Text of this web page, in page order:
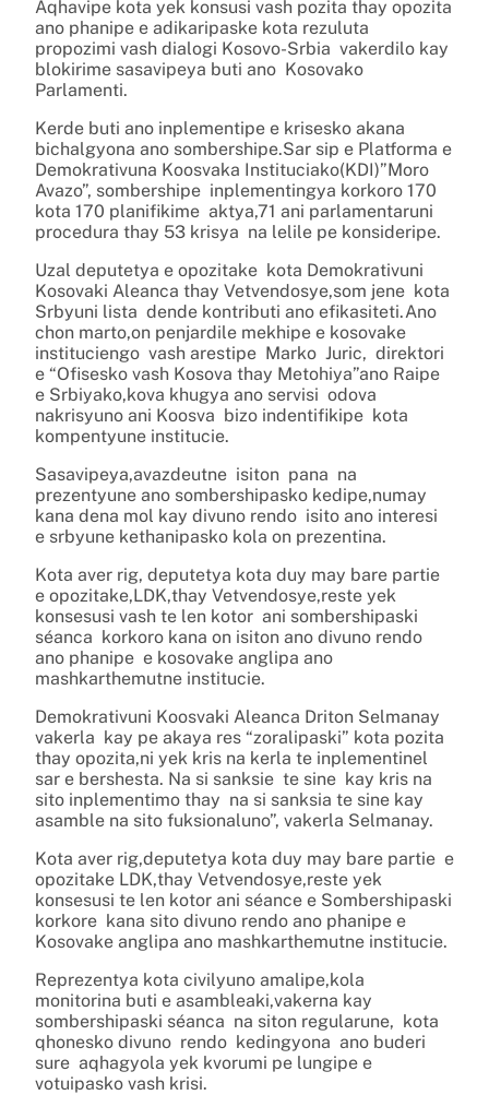
Aqhavipe kota yek konsusi vash pozita thay opozita
ano phanipe e adikaripaske kota rezuluta
propozimi vash dialogi Kosovo-Srbia vakerdilo kay
blokirime sasavipeya buti ano Kosovako
Parlamenti.
Kerde buti ano inplementipe e krisesko akana
bichalgyona ano sombershipe.Sar sip e Platforma e
Demokrativuna Koosvaka Instituciako(KDI)”Moro
Avazo”, sombershipe inplementingya korkoro 170
kota 170 planifikime aktya,71 ani parlamentaruni
procedura thay 53 krisya na lelile pe konsideripe.
Uzal deputetya e opozitake kota Demokrativuni
Kosovaki Aleanca thay Vetvendosye,som jene kota
Srbyuni lista dende kontributi ano efikasiteti.Ano
chon marto,on penjardile mekhipe e kosovake
instituciengo vash arestipe Marko Juric, direktori
e “Ofisesko vash Kosova thay Metohiya”ano Raipe
e Srbiyako,kova khugya ano servisi odova
nakrisyuno ani Koosva bizo indentifikipe kota
kompentyune institucie.
Sasavipeya,avazdeutne isiton pana na
prezentyune ano sombershipasko kedipe,numay
kana dena mol kay divuno rendo isito ano interesi
e srbyune kethanipasko kola on prezentina.
Kota aver rig, deputetya kota duy may bare partie
e opozitake,LDK,thay Vetvendosye,reste yek
konsesusi vash te len kotor ani sombershipaski
séanca korkoro kana on isiton ano divuno rendo
ano phanipe e kosovake anglipa ano
mashkarthemutne institucie.
Demokrativuni Koosvaki Aleanca Driton Selmanay
vakerla kay pe akaya res “zoralipaski” kota pozita
thay opozita,ni yek kris na kerla te inplementinel
sar e bershesta. Na si sanksie te sine kay kris na
sito inplementimo thay na si sanksia te sine kay
asamble na sito fuksionaluno”, vakerla Selmanay.
Kota aver rig,deputetya kota duy may bare partie e
opozitake LDK,thay Vetvendosye,reste yek
konsesusi te len kotor ani séance e Sombershipaski
korkore kana sito divuno rendo ano phanipe e
Kosovake anglipa ano mashkarthemutne institucie.
Reprezentya kota civilyuno amalipe,kola
monitorina buti e asambleaki,vakerna kay
sombershipaski séanca na siton regularune, kota
qhonesko divuno rendo kedingyona ano buderi
sure aqhagyola yek kvorumi pe lungipe e
votuipasko vash krisi.